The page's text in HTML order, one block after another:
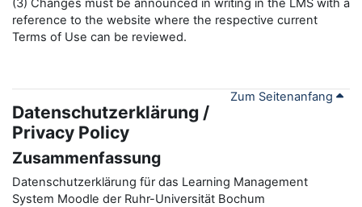
(3) Changes must be announced in writing in the LMS with a
reference to the website where the respective current
Terms of Use can be reviewed.
Zum Seitenanfang
Datenschutzerklärung /
Privacy Policy
Zusammenfassung
Datenschutzerklärung für das Learning Management
System Moodle der Ruhr-Universität Bochum